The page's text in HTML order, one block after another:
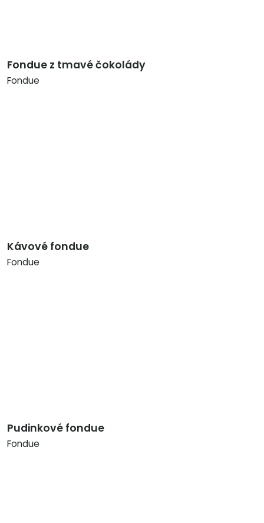
Fondue z tmavé čokolády
Fondue
Kávové fondue
Fondue
Pudinkové fondue
Fondue